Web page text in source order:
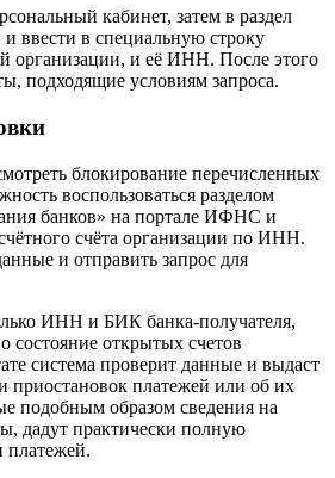
узнаёт о блокировании р/с
об открытых счетах компании
1С: Бухгалтерия. Для этого
отсортировать организации и
выяснить информацию о компании
можно сделать в том случае, если
наличии пластиковая карточка этого
счёт открыт именно здесь.
кабинет, затем в раздел
ввести в специальную строку
организации, и её ИНН. После этого
подходящие условиям запроса.
блокирование перечисленных